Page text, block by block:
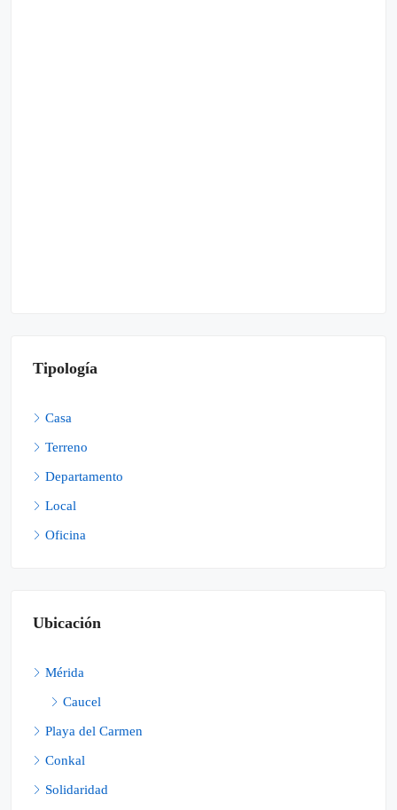
Tipología
Casa
Terreno
Departamento
Local
Oficina
Ubicación
Mérida
Caucel
Playa del Carmen
Conkal
Solidaridad